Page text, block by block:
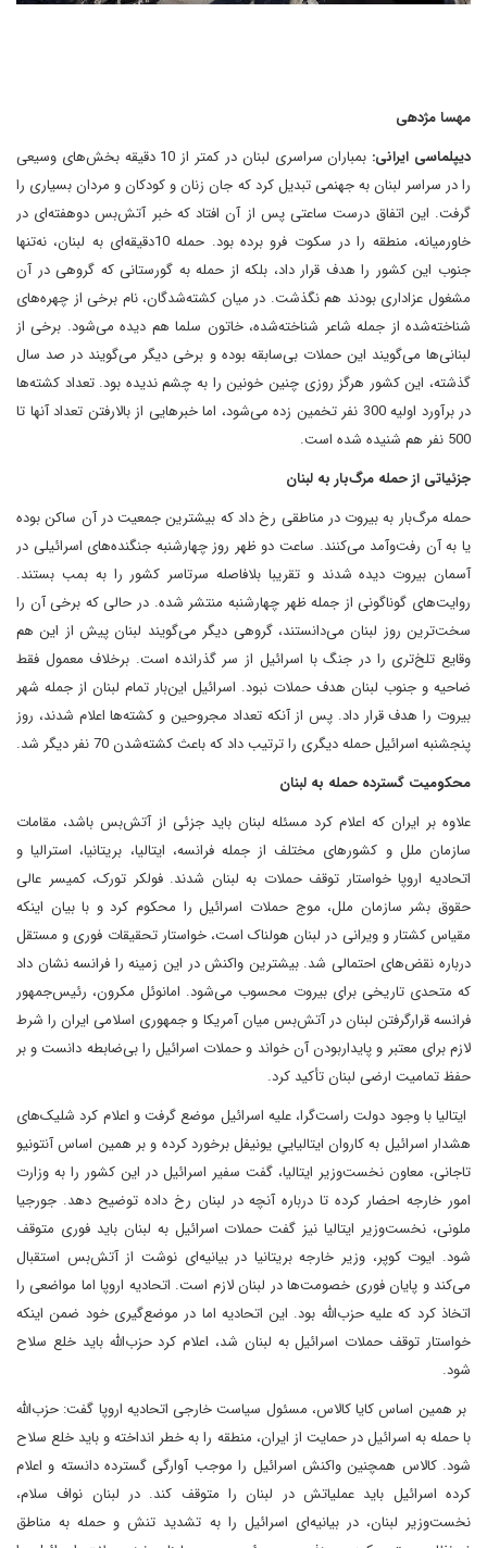
مهسا مژدهی
دیپلماسی ایرانی:
بمباران سراسری لبنان در کمتر از 10 دقیقه بخش‌های وسیعی
را در سراسر لبنان به جهنمی تبدیل کرد که جان زنان و کودکان و مردان بسیاری را
گرفت. این اتفاق درست ساعتی پس از آن افتاد که خبر آتش‌بس دوهفته‌ای در
خاورمیانه، منطقه را در سکوت فرو برده بود. حمله 10دقیقه‌ای به لبنان، نه‌تنها
جنوب این کشور را هدف قرار داد، بلکه از حمله به گورستانی که گروهی در آن
مشغول عزاداری بودند هم نگذشت. در میان کشته‌شدگان، نام برخی از چهره‌های
شناخته‌شده از جمله شاعر شناخته‌شده، خاتون سلما هم دیده می‌شود. برخی از
لبنانی‌ها می‌گویند این حملات بی‌سابقه بوده و برخی دیگر می‌گویند در صد سال
گذشته، این کشور هرگز روزی چنین خونین را به چشم ندیده بود. تعداد کشته‌ها
در برآورد اولیه 300 نفر تخمین زده می‌‌شود، اما خبرهایی از بالارفتن تعداد آنها تا
500 نفر هم شنیده شده است.
جزئیاتی از حمله مرگ‌بار به لبنان
حمله مرگ‌بار به بیروت در مناطقی رخ داد که بیشترین جمعیت در آن ساکن بوده
یا به آن رفت‌وآمد می‌کنند. ساعت دو ظهر روز چهارشنبه جنگنده‌های اسرائیلی در
آسمان بیروت دیده شدند و تقریبا بلافاصله سرتاسر کشور را به بمب بستند.
روایت‌های گوناگونی از جمله ظهر چهارشنبه منتشر شده. در حالی که برخی آن را
سخت‌ترین روز لبنان می‌دانستند، گروهی دیگر می‌گویند لبنان پیش از این هم
وقایع تلخ‌تری را در جنگ با اسرائیل از سر گذرانده است. برخلاف معمول فقط
ضاحیه و جنوب لبنان هدف حملات نبود. اسرائیل این‌بار تمام لبنان از جمله شهر
بیروت را هدف قرار داد. پس از آنکه تعداد مجروحین و کشته‌ها اعلام شدند، روز
پنجشنبه اسرائیل حمله دیگری را ترتیب داد که باعث کشته‌شدن 70 نفر دیگر شد.
محکومیت گسترده حمله به لبنان
علاوه بر ایران که اعلام کرد مسئله لبنان باید جزئی از آتش‌بس باشد، مقامات
سازمان ملل و کشورهای مختلف از جمله فرانسه، ایتالیا، بریتانیا، استرالیا و
اتحادیه اروپا خواستار توقف حملات به لبنان شدند. فولکر تورک، کمیسر عالی
حقوق بشر سازمان ملل، موج حملات اسرائیل را محکوم کرد و با بیان اینکه
مقیاس کشتار و ویرانی در لبنان هولناک است، خواستار تحقیقات فوری و مستقل
درباره نقض‌های احتمالی شد. بیشترین واکنش در این زمینه را فرانسه نشان داد
که متحدی تاریخی برای بیروت محسوب می‌شود. امانوئل مکرون، رئیس‌جمهور
فرانسه قرارگرفتن لبنان در آتش‌بس میان آمریکا و جمهوری اسلامی ایران را شرط
لازم برای معتبر و پایداربودن آن خواند و حملات اسرائیل را بی‌ضابطه دانست و بر
حفظ تمامیت ارضی لبنان تأکید کرد.
ایتالیا با وجود دولت راست‌گرا، علیه اسرائیل موضع گرفت و اعلام کرد شلیک‌های
هشدار اسرائیل به کاروان ایتالیاییِ یونیفل برخورد کرده و بر همین اساس آنتونیو
تاجانی، معاون نخست‌وزیر ایتالیا، گفت سفیر اسرائیل در این کشور را به وزارت
امور خارجه احضار کرده تا درباره آنچه در لبنان رخ داده توضیح دهد. جورجیا
ملونی، نخست‌وزیر ایتالیا نیز گفت حملات اسرائیل به لبنان باید فوری متوقف
شود. ایوت کوپر، وزیر خارجه بریتانیا در بیانیه‌ای نوشت از آتش‌بس استقبال
می‌کند و پایان فوری خصومت‌ها در لبنان لازم است. اتحادیه اروپا اما مواضعی را
اتخاذ کرد که علیه حزب‌الله بود. این اتحادیه اما در موضع‌گیری خود ضمن اینکه
خواستار توقف حملات اسرائیل به لبنان شد، اعلام کرد حزب‌الله باید خلع سلاح
شود.
بر همین اساس کایا کالاس، مسئول سیاست خارجی اتحادیه اروپا گفت: حزب‌الله
با حمله به اسرائیل در حمایت از ایران، منطقه را به خطر انداخته و باید خلع‌ سلاح
شود. کالاس همچنین واکنش اسرائیل را موجب آوارگی گسترده دانسته و اعلام
کرده اسرائیل باید عملیاتش در لبنان را متوقف کند. در لبنان نواف سلام،
نخست‌وزیر لبنان، در بیانیه‌ای اسرائیل را به تشدید تنش و حمله به مناطق